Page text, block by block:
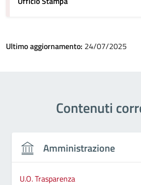
Ultimo aggiornamento: 24/07/2025
Contenuti
Amministrazione
U.O. Trasparenza